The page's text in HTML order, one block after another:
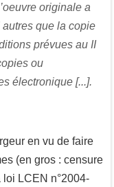
originale a
que la copie
prévues au II
ou
électronique [...].
en vu de faire
(en gros : censure
LCEN n°2004-